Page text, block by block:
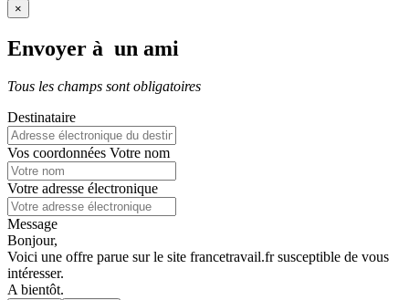
×
Envoyer à un ami
Tous les champs sont obligatoires
Destinataire
Vos coordonnées Votre nom
Votre adresse électronique
Message
Bonjour,
Voici une offre parue sur le site francetravail.fr susceptible de vous
intéresser.
A bientôt.